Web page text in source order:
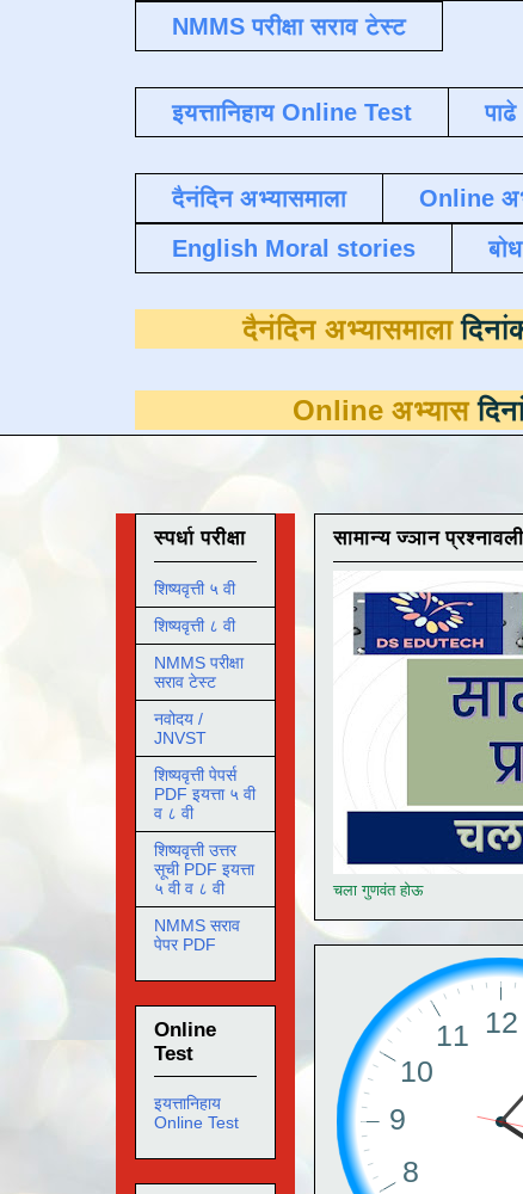
NMMS परीक्षा सराव टेस्ट
इयत्तानिहाय Online Test पाढे
दैनंदिन अभ्यासमाला Online
English Moral stories
दैनंदिन
Online अभ्यासदिनांक 31 मार्च
सामान्य ज्ञान प्रश्नावली
चला गुणवंत होऊ
स्पर्धा परीक्षा
शिष्यवृत्ती ५ वी
शिष्यवृत्ती ८ वी
NMMS परीक्षा
सराव टेस्ट
नवोदय /
JNVST
शिष्यवृत्ती पेपर्स
PDF इयत्ता ५ वी
व ८ वी
शिष्यवृत्ती उत्तर
सूची PDF इयत्ता
५ वी व ८ वी
NMMS सराव
पेपर PDF
Online
Test
इयत्तानिहाय
Online Test